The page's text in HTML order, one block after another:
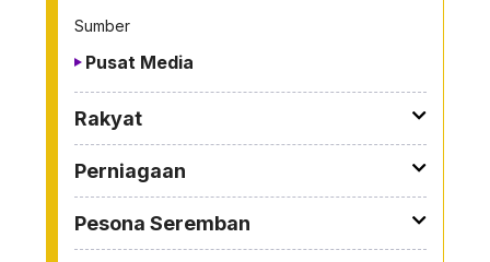
Sumber
Pusat Media
Rakyat
Perniagaan
Pesona Seremban